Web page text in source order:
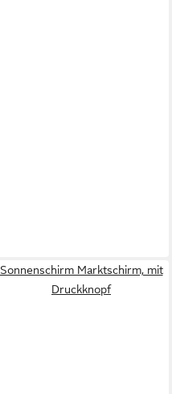
Sonnenschirm Marktschirm, mit
Druckknopf